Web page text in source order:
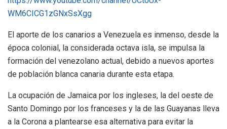
WM6CICG1zGNxSsXgg
El aporte de los canarios a Venezuela es inmenso, desde la
época colonial, la considerada octava isla, se impulsa la
formación del venezolano actual, debido a nuevos aportes
de población blanca canaria durante esta etapa.
La ocupación de Jamaica por los ingleses, la del oeste de
Santo Domingo por los franceses y la de las Guayanas lleva
a la Corona a plantearse esa alternativa para evitar la